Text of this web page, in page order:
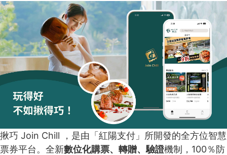
揪巧 Join Chill ，是由「紅陽支付」所開發的全方位智慧
票券平台。全新數位化購票、轉贈、驗證機制，100％防